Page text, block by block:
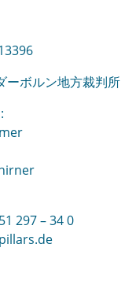
ーボルン地方裁判所
297 –34 0